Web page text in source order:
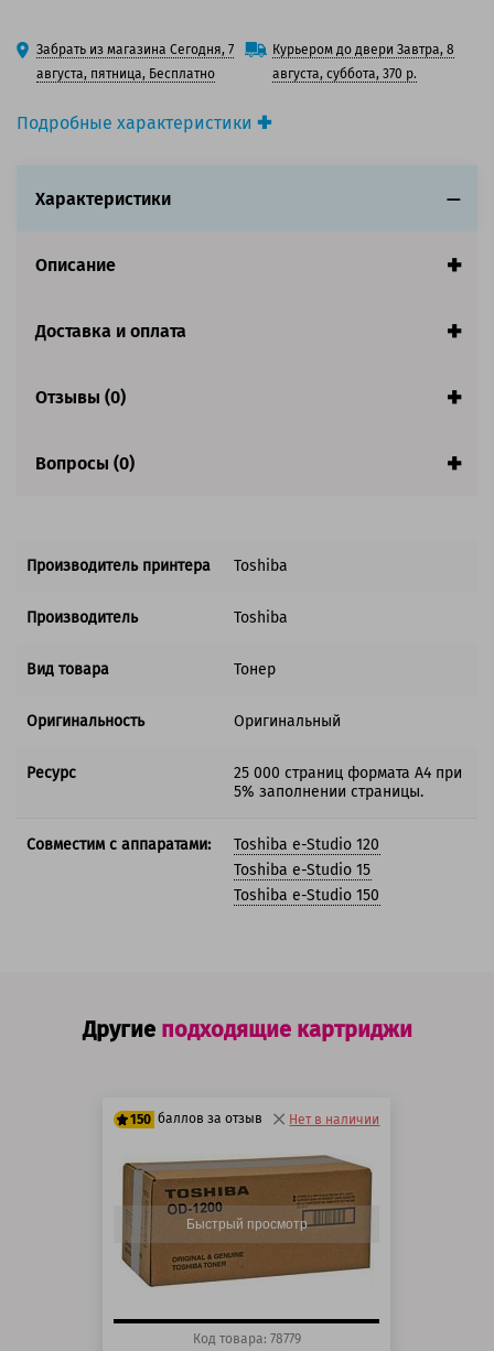
Подробные характеристики
Вид товара:Тонер
заполнении страницы.
100 баллов
125 баллов
Забрать из магазина Сегодня, 7
августа, пятница, Бесплатно
Курьером до двери Завтра, 8
августа, суббота, 370 р.
Характеристики
Описание
Доставка и оплата
Отзывы (0)
Вопросы (0)
Производитель принтера Toshiba
Производитель Toshiba
Вид товара Тонер
Оригинальность Оригинальный
Ресурс
25 000 страниц формата А4 при
5% заполнении страницы.
Совместим с аппаратами:
Toshiba e-Studio 120
Toshiba e-Studio 15
Toshiba e-Studio 150
Другие подходящие картриджи
150 баллов за отзыв
125 баллов
150 баллов
Нет в наличии
Быстрый просмотр
Код товара: 78779